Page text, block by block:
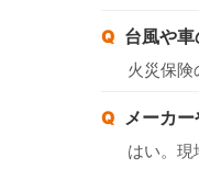
台風や
火災保険
メーカ
はい。現